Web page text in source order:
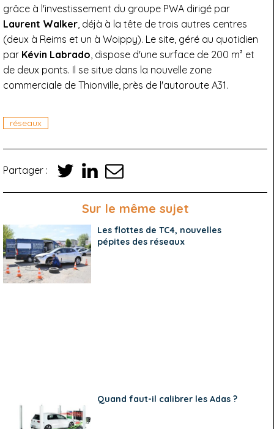
grâce à l'investissement du groupe PWA dirigé par
Laurent Walker , déjà à la tête de trois autres centres
(deux à Reims et un à Woippy). Le site, géré au quotidien
par Kévin Labrado , dispose d'une surface de 200 m² et
de deux ponts. Il se situe dans la nouvelle zone
commerciale de Thionville, près de l'autoroute A31.
réseaux
Partager :
Sur le même sujet
Les flottes de TC4, nouvelles
pépites des réseaux
Quand faut-il calibrer les Adas ?